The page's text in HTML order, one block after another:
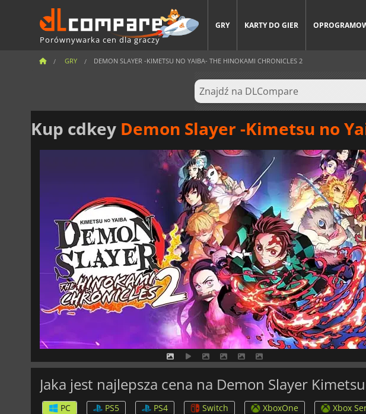
Porównywarka cen dla graczy
GRY KARTY DO GIER
GRY DEMON SLAYER -KIMETSU NO YAIBA- THE HINOKAMI CHRONICLES 2
Kup cdkey Demon Slayer -Kimetsu no
PC PS5 PS4 Switch XboxOne
Xbox